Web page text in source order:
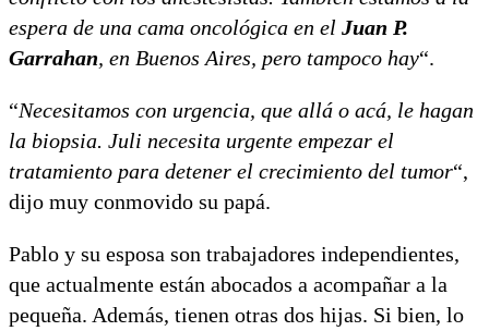
espera de una cama oncológica en el Juan P.
Garrahan, en Buenos Aires, pero tampoco hay“.
“Necesitamos con urgencia, que allá o acá, le hagan
la biopsia. Juli necesita urgente empezar el
tratamiento para detener el crecimiento del tumor“,
dijo muy conmovido su papá.
Pablo y su esposa son trabajadores independientes,
que actualmente están abocados a acompañar a la
pequeña. Además, tienen otras dos hijas. Si bien, lo